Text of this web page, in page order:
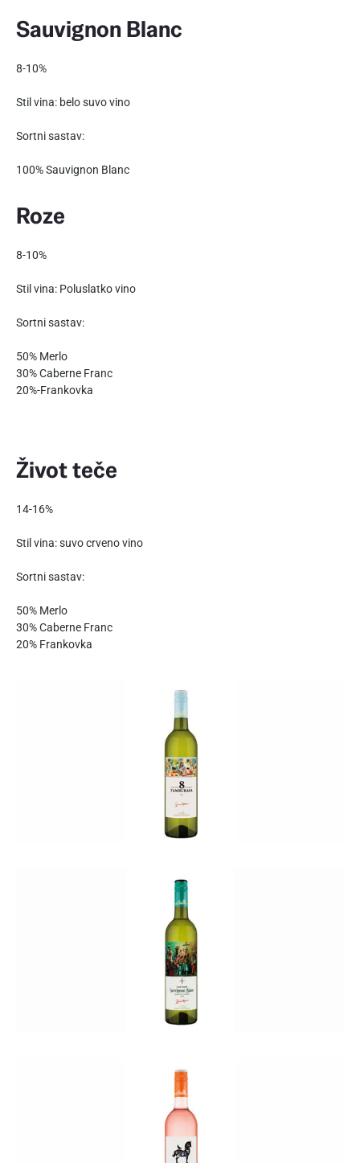
Sauvignon Blanc
8-10%
Stil vina: belo suvo vino
Sortni sastav:
100% Sauvignon Blanc
Roze
8-10%
Stil vina: Poluslatko vino
Sortni sastav:
50% Merlo
30% Caberne Franc
20%-Frankovka
Život teče
14-16%
Stil vina: suvo crveno vino
Sortni sastav:
50% Merlo
30% Caberne Franc
20% Frankovka